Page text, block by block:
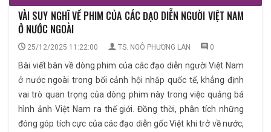
VÀI SUY NGHĨ VỀ PHIM CỦA CÁC ĐẠO DIỄN NGƯỜI VIỆT NAM
Ở NƯỚC NGOÀI
25/12/2025 11:22:00 TS. NGÔ PHƯƠNG LAN 0
Bài viết bàn về dòng phim của các đạo diễn người Việt Nam
ở nước ngoài trong bối cảnh hội nhập quốc tế, khẳng định
vai trò quan trọng của dòng phim này trong việc quảng bá
hình ảnh Việt Nam ra thế giới. Đồng thời, phân tích những
đóng góp tích cực của các đạo diễn gốc Việt khi trở về nước,